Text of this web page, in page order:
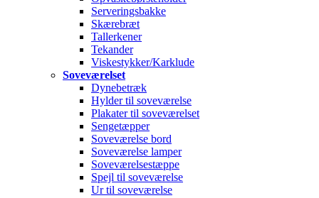
Serveringsbakke
Skærebræt
Tallerkener
Tekander
Viskestykker/Karklude
Soveværelset
Dynebetræk
Hylder til soveværelse
Plakater til soveværelset
Sengetæpper
Soveværelse bord
Soveværelse lamper
Soveværelsestæppe
Spejl til soveværelse
Ur til soveværelse